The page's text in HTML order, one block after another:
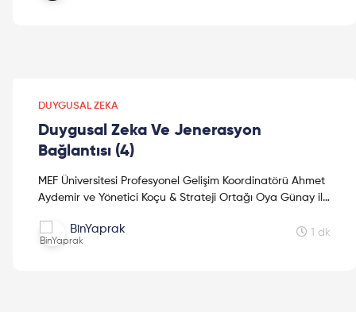
DUYGUSAL ZEKA
Duygusal Zeka Ve Jenerasyon
Bağlantısı (4)
MEF Üniversitesi Profesyonel Gelişim Koordinatörü Ahmet
Aydemir ve Yönetici Koçu & Strateji Ortağı Oya Günay ile
BinYaprak 1 dk